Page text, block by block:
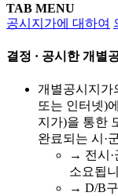
TAB MENU
공시지가에 대하여
결정 · 공시한 개별
개별공시지가
또는 인터넷)
지가)을 통한
완료되는 시·
→ 전시·
소요됩
→ D/B구